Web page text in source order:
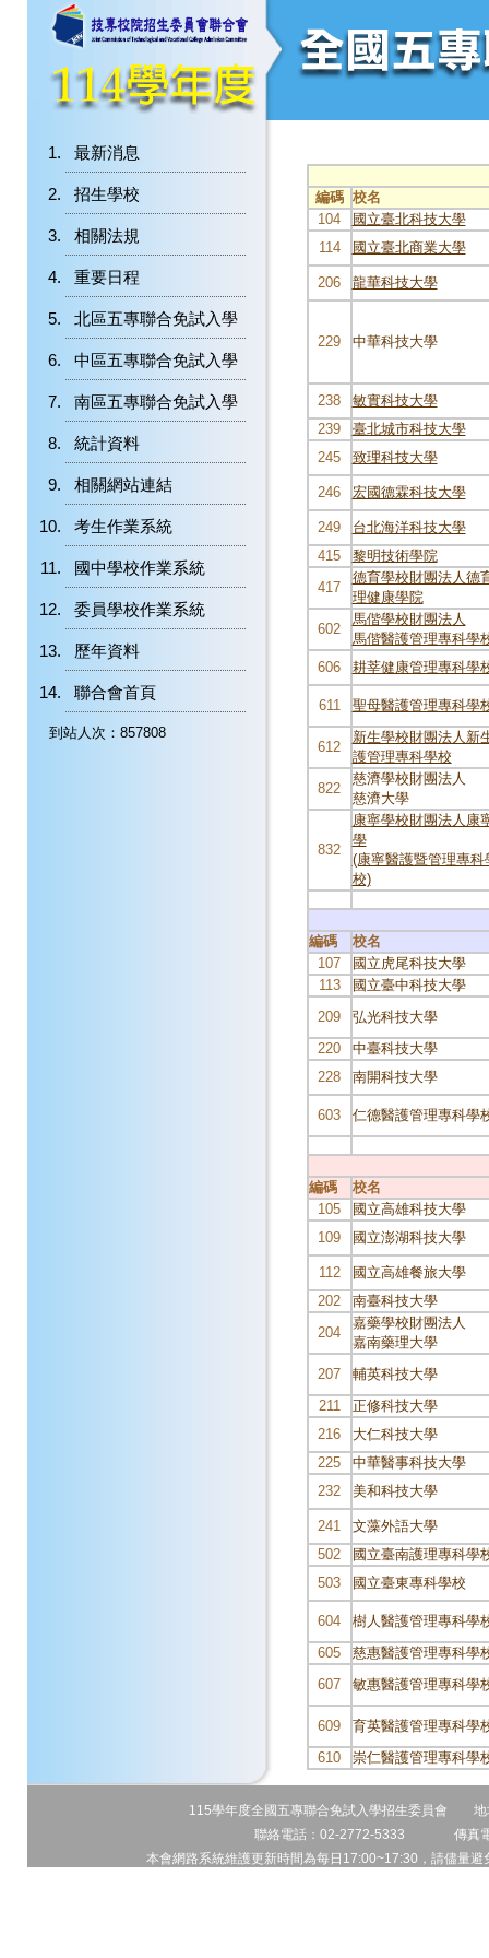
最新消息
招生學校
相關法規
重要日程
北區五專聯合免試入學
中區五專聯合免試入學
南區五專聯合免試入學
統計資料
相關網站連結
考生作業系統
國中學校作業系統
委員學校作業系統
歷年資料
聯合會首頁
到站人次：857808
編碼 校名
104
國立臺北科技大學
114
國立臺北商業大學
206 龍華科技大學
229 中華科技大學
238
敏實科技大學
239
臺北城市科技大學
245
致理科技大學
246 宏國德霖科技大學
249
台北海洋科技大學
415
黎明技術學院
417
德育學校財團法人德
理健康學院
602
馬偕學校財團法人
馬偕醫護管理專科學
606
耕莘健康管理專科學
611 聖母醫護管理專科學
612
新生學校財團法人新
護管理專科學校
822
慈濟學校財團法人
慈濟大學
832
康寧學校財團法人康
學
(康寧醫護暨管理專科
校)
編碼
校名
107
國立虎尾科技大學
113
國立臺中科技大學
209
弘光科技大學
220
中臺科技大學
228
南開科技大學
603 仁德醫護管理專科學
編碼
校名
105
國立高雄科技大學
109
國立澎湖科技大學
112
國立高雄餐旅大學
202
南臺科技大學
204
嘉藥學校財團法人
嘉南藥理大學
207
輔英科技大學
211
正修科技大學
216
大仁科技大學
225
中華醫事科技大學
232
美和科技大學
241
文藻外語大學
502
國立臺南護理專科學
503
國立臺東專科學校
604
樹人醫護管理專科學
605
慈惠醫護管理專科學
607
敏惠醫護管理專科學
609
育英醫護管理專科學
610
崇仁醫護管理專科學
115學年度全國五專聯合免試入學招生委員會 地
聯絡電話：02-2772-5333 傳真
本會網路系統維護更新時間為每日17:00~17:30，請儘量